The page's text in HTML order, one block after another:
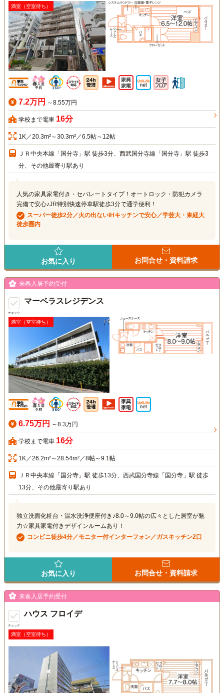
満室（空室待ち）
7.2万円 ～8.55万円
学校まで電車 16分
1K／20.3m²～30.3m²／6.5帖～12帖
ＪＲ中央本線「国分寺」駅 徒歩3分、西武国分寺線「国分寺」駅 徒歩3
分、その他最寄り駅あり
人気の家具家電付き・セパレートタイプ！オートロック・防犯カメラ
完備で安心♪JR特別快速停車駅徒歩3分で通学便利！
スーパー徒歩2分／火の出ないIHキッチンで安心／学芸大・東経大
徒歩圏内
お気に入り お問合せ・資料請求
チェック
来春入居予約受付
マーベラスレジデンス
満室（空室待ち）
6.75万円 ～8.3万円
学校まで電車 16分
1K／26.2m²～28.54m²／8帖～9.1帖
ＪＲ中央本線「国分寺」駅 徒歩13分、西武国分寺線「国分寺」駅 徒歩
13分、その他最寄り駅あり
独立洗面化粧台・温水洗浄便座付き♪8.0～9.0帖の広々とした居室が魅
力☆家具家電付きデザインルームあり！
コンビニ徒歩4分／モニター付インターフォン／ガスキッチン2口
お気に入り お問合せ・資料請求
チェック
来春入居予約受付
ハウス フロイデ
満室（空室待ち）